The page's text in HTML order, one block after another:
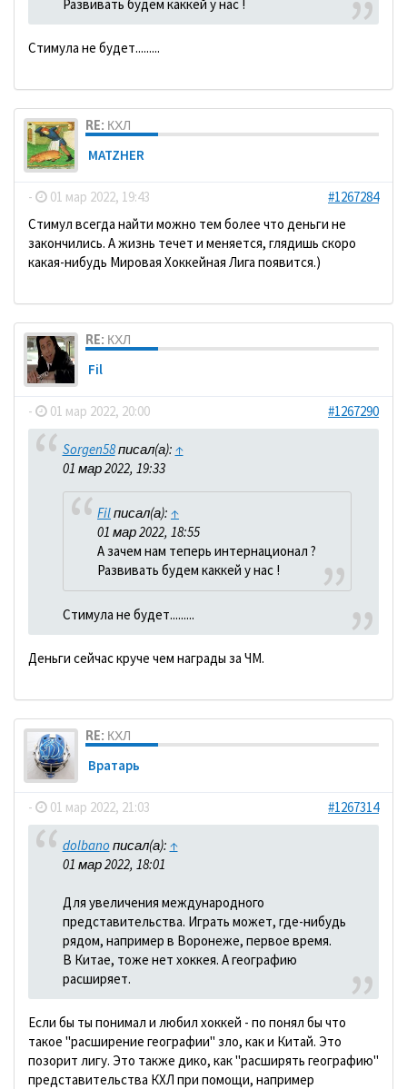
Развивать будем каккей у нас !
Стимула не будет.........
RE: КХЛ
MATZHER
- 01 мар 2022, 19:43
#1267284
Стимул всегда найти можно тем более что деньги не
закончились. А жизнь течет и меняется, глядишь скоро
какая-нибудь Мировая Хоккейная Лига появится.)
RE: КХЛ
Fil
- 01 мар 2022, 20:00 #1267290
Sorgen58писал(а): ↑
01 мар 2022, 19:33
Filписал(а): ↑
01 мар 2022, 18:55
А зачем нам теперь интернационал ?
Развивать будем каккей у нас !
Стимула не будет.........
Деньги сейчас круче чем награды за ЧМ.
RE: КХЛ
Вратарь
- 01 мар 2022, 21:03 #1267314
dolbano писал(а): ↑
01 мар 2022, 18:01
Для увеличения международного
представительства. Играть может, где-нибудь
рядом, например в Воронеже, первое время.
В Китае, тоже нет хоккея. А географию
расширяет.
Если бы ты понимал и любил хоккей - по понял бы что
такое "расширение географии" зло, как и Китай. Это
позорит лигу. Это также дико, как "расширять географию"
представительства КХЛ при помощи, например